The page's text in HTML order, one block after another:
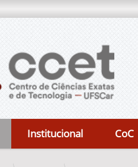
Institucional CoC